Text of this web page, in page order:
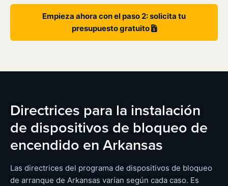
Empieza ahora con el paso 2: solicita tu
presupuesto gratuito
Directrices para la instalación
de dispositivos de bloqueo de
encendido en Arkansas
Las directrices del programa de dispositivos de bloqueo
de arranque de Arkansas varían según cada caso. Es